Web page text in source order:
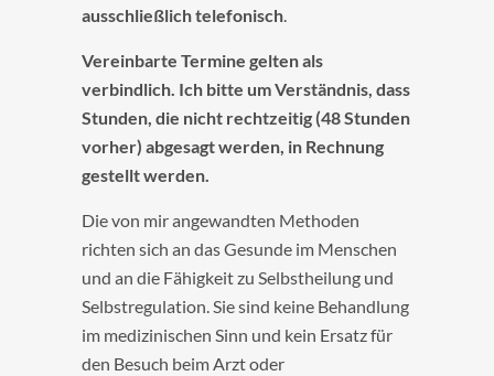
ausschließlich telefonisch.
Vereinbarte Termine gelten als
verbindlich. Ich bitte um Verständnis, dass
Stunden, die nicht rechtzeitig (48 Stunden
vorher) abgesagt werden, in Rechnung
gestellt werden.
Die von mir angewandten Methoden
richten sich an das Gesunde im Menschen
und an die Fähigkeit zu Selbstheilung und
Selbstregulation. Sie sind keine Behandlung
im medizinischen Sinn und kein Ersatz für
den Besuch beim Arzt oder